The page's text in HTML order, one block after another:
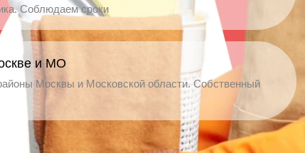
Соблюдаем сроки
и МО
Москвы и Московской области. Собственный